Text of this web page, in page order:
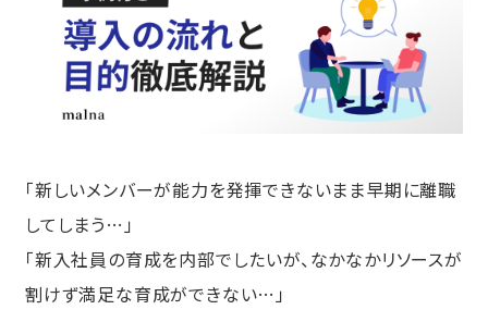
「新しいメンバーが能力を発揮できないまま早期に離職
してしまう…」
「新入社員の育成を内部でしたいが、なかなかリソースが
割けず満足な育成ができない…」